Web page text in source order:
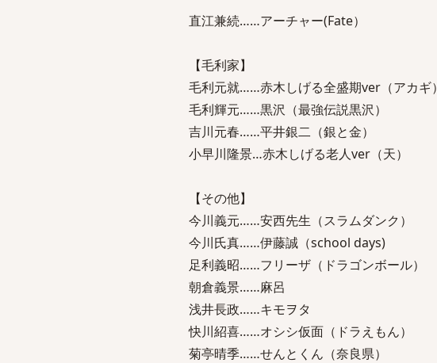
直江兼続……アーチャー(Fate）
【毛利家】
毛利元就……赤木しげる全盛期ver（アカギ）
毛利輝元……黒沢（最強伝説黒沢）
吉川元春……平井銀二（銀と金）
小早川隆景…赤木しげる老人ver（天）
【その他】
今川義元……安西先生（スラムダンク）
今川氏真……伊藤誠（school days)
足利義昭……フリーザ（ドラゴンボール）
朝倉義景……麻呂
浅井長政……キモヲタ
快川紹喜……オシシ仮面（ドラえもん）
菊亭晴季……せんとくん（奈良県）